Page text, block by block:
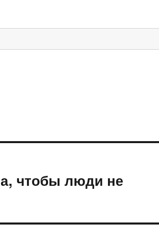
чтобы люди не